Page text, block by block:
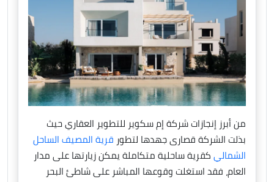
من أبرز إنجازات شركة إم سكوير للتطوير العقاري حيث
بذلت الشركة قصارى جهدها لتطور قرية المصيف الساحل
الشمالي كقرية ساحلية متكاملة يمكن زيارتها على مدار
العام، فقد استغلت وقوعها المباشر على شاطئ البحر